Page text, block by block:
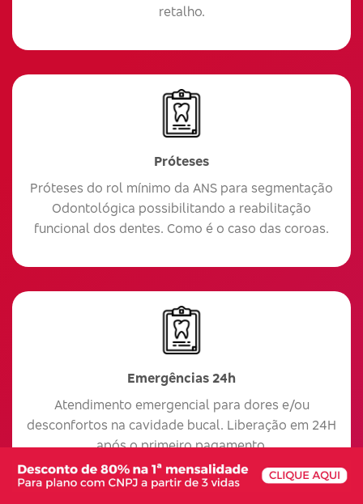
retalho.
Próteses
Próteses do rol mínimo da ANS para segmentação
Odontológica possibilitando a reabilitação
funcional dos dentes. Como é o caso das coroas.
Emergências 24h
Atendimento emergencial para dores e/ou
desconfortos na cavidade bucal. Liberação em 24H
após o primeiro pagamento.